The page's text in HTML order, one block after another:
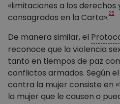
«limitaciones a los derechos
consagrados en la Carta».25
De manera similar, el
reconoce que la violencia
tanto en tiempos de paz
conflictos armados. Según
contra la mujer consiste en
la mujer que le causen o